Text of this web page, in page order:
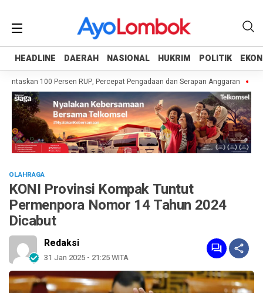
HEADLINE DAERAH NASIONAL HUKRIM POLITIK
HEADLINE DAERAH NASIONAL HUKRIM POLITIK
100 Persen RUP, Percepat Pengadaan dan Serapan Anggaran
OLAHRAGA
KONI Provinsi Kompak Tuntut
Permenpora Nomor 14 Tahun 2024
Dicabut
Redaksi
31 Jan 2025 - 21:25 WITA